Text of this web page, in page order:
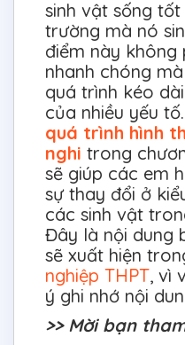
sinh vật sống
trường mà nó
điểm này không
nhanh chóng
quá trình kéo
của nhiều yếu
quá trình hình
nghi trong
sẽ giúp các em
sự thay đổi ở
các sinh vật
Đây là nội dung
sẽ xuất hiện
nghiệp THPT, vì
ý ghi nhớ nội
>> Mời bạn